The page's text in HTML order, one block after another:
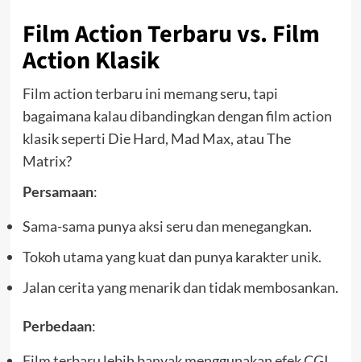
Film Action Terbaru vs. Film
Action Klasik
Film action terbaru ini memang seru, tapi
bagaimana kalau dibandingkan dengan film action
klasik seperti Die Hard, Mad Max, atau The
Matrix?
Persamaan:
Sama-sama punya aksi seru dan menegangkan.
Tokoh utama yang kuat dan punya karakter unik.
Jalan cerita yang menarik dan tidak membosankan.
Perbedaan: